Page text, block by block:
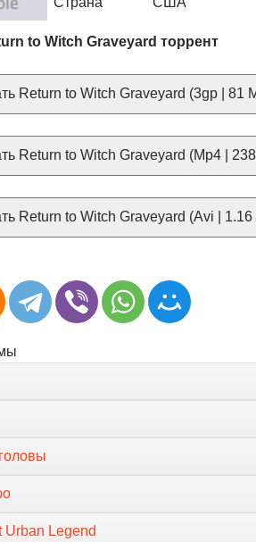
to Witch Graveyard торрент
Return to Witch Graveyard (3gp | 81
Return to Witch Graveyard (Mp4 |
Return to Witch Graveyard (Avi | 1.16
Urban Legend